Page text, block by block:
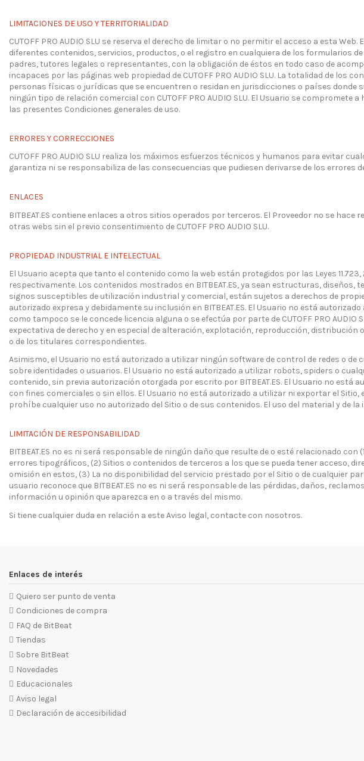
LIMITACIONES DE USO Y TERRITORIALIDAD
CUTOFF PRO AUDIO SLU se reserva el derecho de limitar o no permitir el acceso a esta
diferentes contenidos, servicios, productos, o el registro en cualquiera de los formularios
padres, tutores legales o representantes, con la obligación de éstos en todo caso de
incapaces por las páginas web propiedad de CUTOFF PRO AUDIO SLU. La totalidad de los
personas físicas o jurídicas que se encuentren o residan en jurisdicciones o países
ningún tipo de relación comercial con CUTOFF PRO AUDIO SLU. El Usuario se
las presentes Condiciones generales de uso.
ERRORES Y CORRECCIONES
CUTOFF PRO AUDIO SLU realiza los máximos esfuerzos técnicos y humanos para evitar
garantiza ni se responsabiliza de las consecuencias que pudiesen derivarse de los
ENLACES
BITBEAT.ES contiene enlaces a otros sitios operados por terceros. El Proveedor no se
otras webs sin el previo consentimiento de CUTOFF PRO AUDIO SLU.
PROPIEDAD INDUSTRIAL E INTELECTUAL
El Usuario acepta que tanto el contenido como la web están protegidos por las Leyes
respectivamente. Los contenidos mostrados en BITBEAT.ES, ya sean estructuras,
signos susceptibles de utilización industrial y comercial, están sujetos a derechos de
autorizado expresa y debidamente su inclusión en BITBEAT.ES. El Usuario no está
como tampoco se le concede licencia alguna o se efectúa por parte de CUTOFF PRO
expectativa de derecho y en especial de alteración, explotación, reproducción, distribución
o de los titulares correspondientes.
Asimismo, el Usuario no está autorizado a utilizar ningún software de control de redes o
sobre identidades o usuarios. El Usuario no está autorizado a utilizar robots, spiders o
contenido, sin previa autorización otorgada por escrito por BITBEAT.ES. El Usuario no
con fines comerciales o sin ellos. El Usuario no está autorizado a utilizar ni exportar el
prohíbe cualquier uso no autorizado del Sitio o de sus contenidos. El uso del material y de
LIMITACIÓN DE RESPONSABILIDAD
BITBEAT.ES no es ni será responsable de ningún daño que resulte de o esté relacionado
errores tipográficos, (2) Sitios o contenidos de terceros a los que se pueda tener acceso,
omisión en estos, (3) La no disponibilidad del servicio prestado por el Sitio o de cualquier
usuario reconoce que BITBEAT.ES no es ni será responsable de las pérdidas, daños,
información u opinión que aparezca en o a través del mismo.
Si tiene cualquier duda en relación a este Aviso legal, contacte con nosotros.
Enlaces de interés
Quiero ser punto de venta
Condiciones de compra
FAQ de BitBeat
Tiendas
Sobre BitBeat
Novedades
Educacionales
Aviso legal
Declaración de accesibilidad